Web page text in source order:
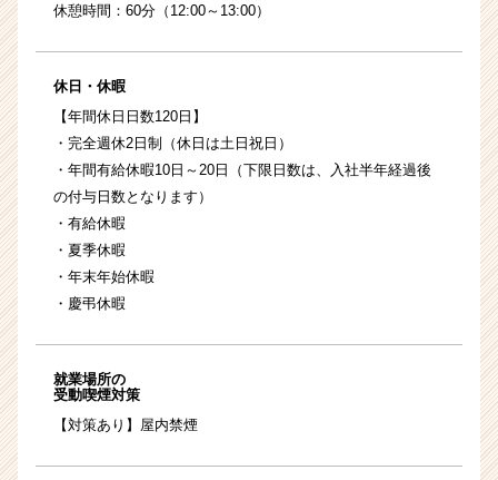
休憩時間：60分（12:00～13:00）
休日・休暇
【年間休日日数120日】
・完全週休2日制（休日は土日祝日）
・年間有給休暇10日～20日（下限日数は、入社半年経過後
の付与日数となります）
・有給休暇
・夏季休暇
・年末年始休暇
・慶弔休暇
就業場所の
受動喫煙対策
【対策あり】屋内禁煙